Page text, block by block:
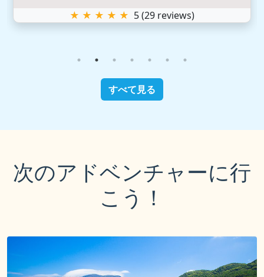
★ ★ ★ ★ ★ 5(29 reviews)
すべて見る
次のアドベンチャーに行
こう！